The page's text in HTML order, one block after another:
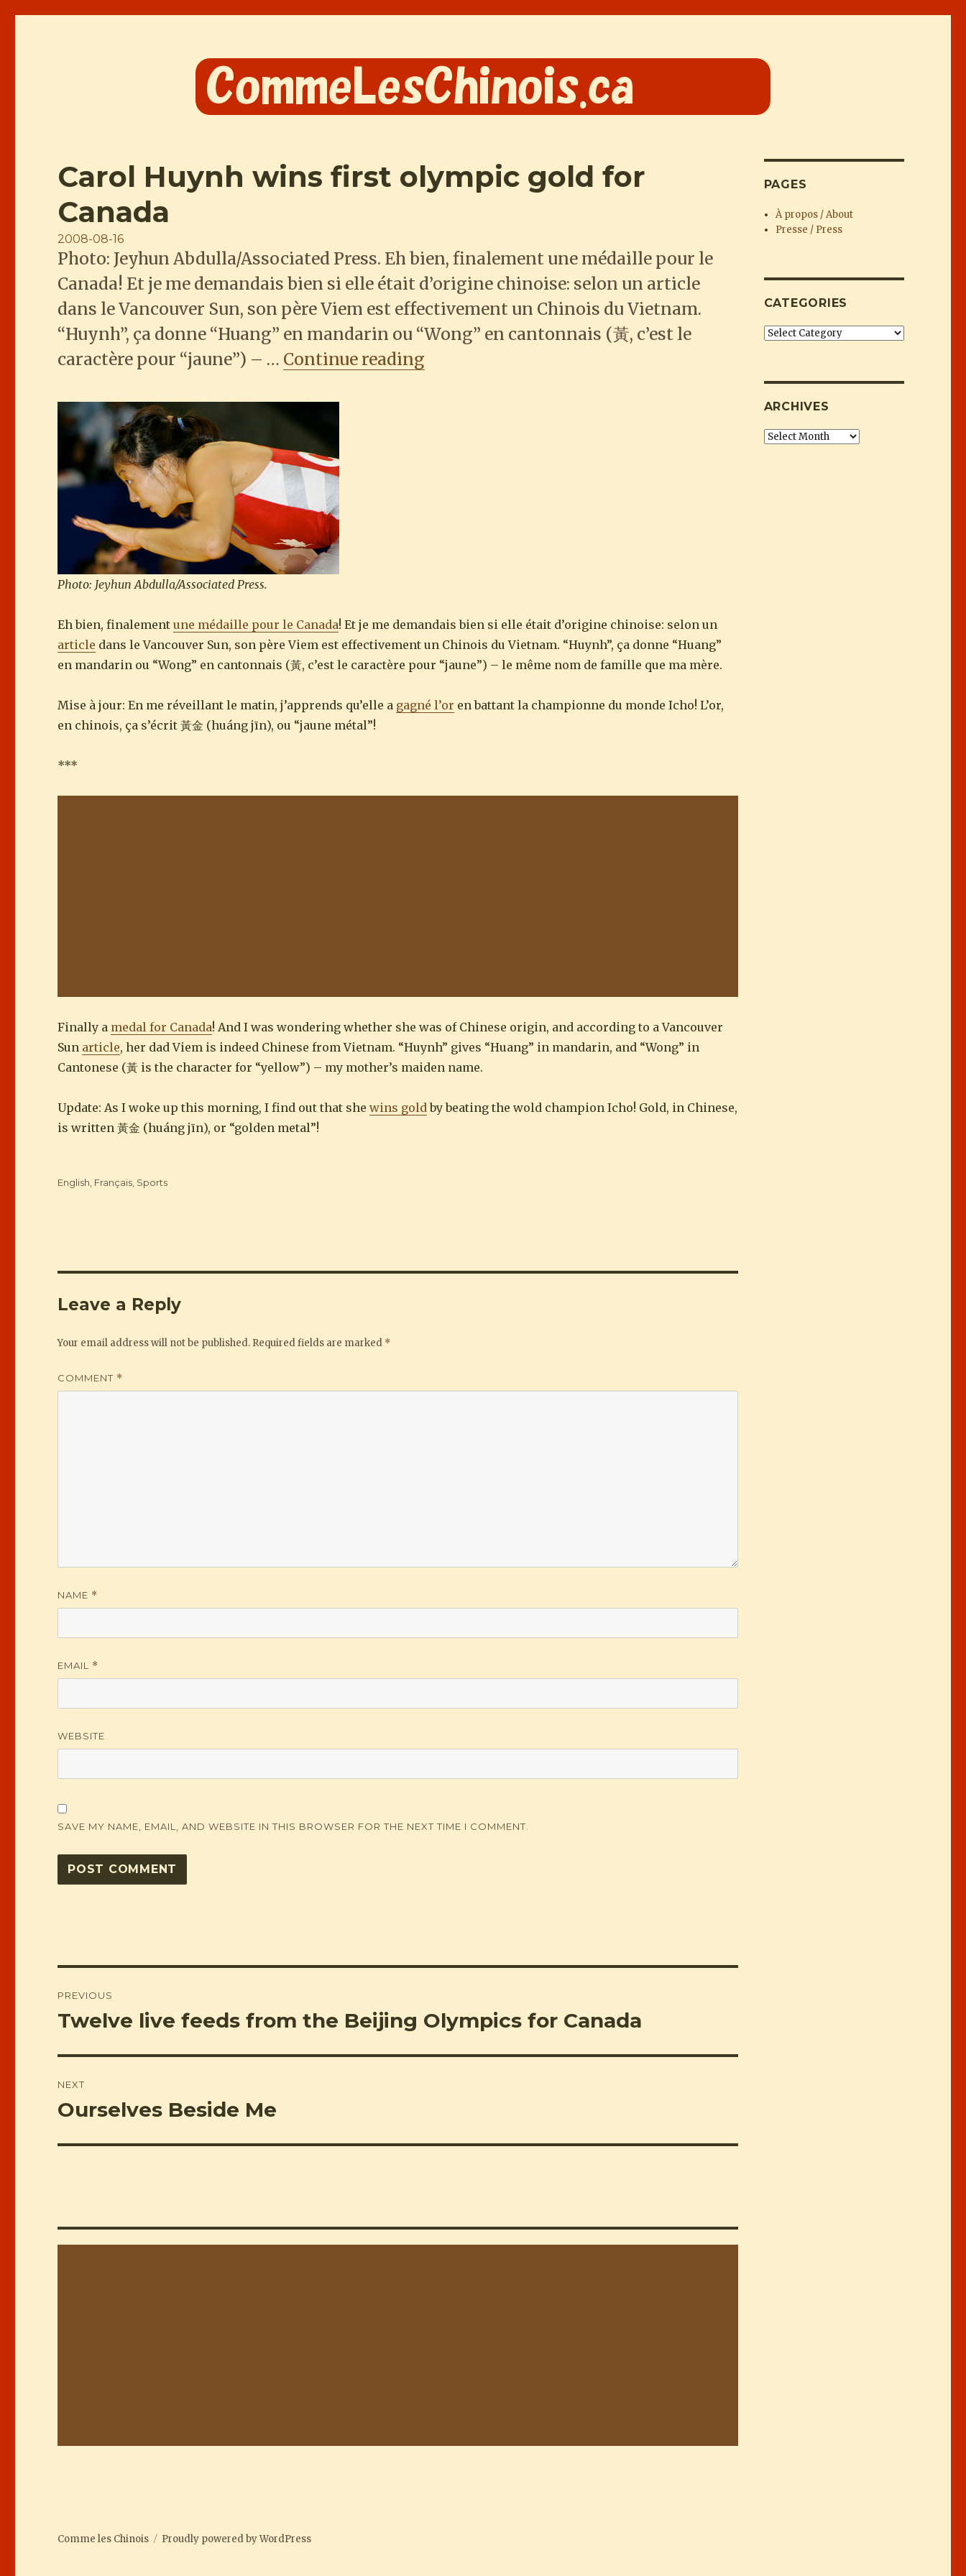
Carol Huynh wins first olympic gold for
Canada
Posted
on
2008-08-16
Photo: Jeyhun Abdulla/Associated Press. Eh bien, finalement une médaille pour le
Canada! Et je me demandais bien si elle était d’origine chinoise: selon un article
dans le Vancouver Sun, son père Viem est effectivement un Chinois du Vietnam.
“Huynh”, ça donne “Huang” en mandarin ou “Wong” en cantonnais (黃, c’est le
caractère pour “jaune”) – … Continue reading
Photo: Jeyhun Abdulla/Associated Press.
Eh bien, finalementune médaille pour le Canada! Et je me demandais bien si elle était d’origine chinoise: selon un
article dans le Vancouver Sun, son père Viem est effectivement un Chinois du Vietnam. “Huynh”, ça donne “Huang”
en mandarin ou “Wong” en cantonnais (黃, c’est le caractère pour “jaune”) – le même nom de famille que ma mère.
Mise à jour: En me réveillant le matin, j’apprends qu’elle a gagné l’or en battant la championne du monde Icho! L’or,
en chinois, ça s’écrit 黃金 (huáng jīn), ou “jaune métal”!
***
Finally a medal for Canada! And I was wondering whether she was of Chinese origin, and according to a Vancouver
Sun article, her dad Viem is indeed Chinese from Vietnam. “Huynh” gives “Huang” in mandarin, and “Wong” in
Cantonese (黃 is the character for “yellow”) – my mother’s maiden name.
Update: As I woke up this morning, I find out that shewins gold by beating the wold champion Icho! Gold, in Chinese,
is written 黃金 (huáng jīn), or “golden metal”!
Categories
English Français Sports
Leave a Reply
Your email address will not be published. Required fields are marked *
COMMENT *
NAME *
EMAIL *
WEBSITE
SAVE MY NAME, EMAIL, AND WEBSITE IN THIS BROWSER FOR THE NEXT TIME I COMMENT.
navigation
PREVIOUS
Previous
Twelve live feeds from the Beijing Olympics for Canada
NEXT
Next
Ourselves Beside Me
PAGES
À propos / About
Presse / Press
CATEGORIES
Categories
ARCHIVES
Archives
Comme les Chinois Proudly powered by WordPress